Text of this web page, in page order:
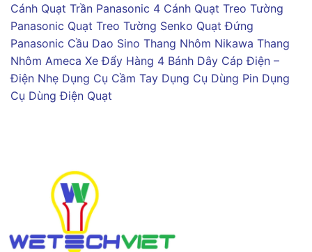
Cánh Quạt Trần Panasonic 4 Cánh Quạt Treo Tường
Panasonic Quạt Treo Tường Senko Quạt Đứng
Panasonic Cầu Dao Sino Thang Nhôm Nikawa Thang
Nhôm Ameca Xe Đẩy Hàng 4 Bánh Dây Cáp Điện –
Điện Nhẹ Dụng Cụ Cầm Tay Dụng Cụ Dùng Pin Dụng
Cụ Dùng Điện Quạt